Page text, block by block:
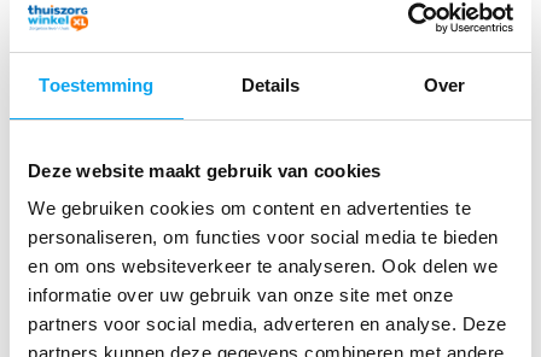
Toestemming Details Over
Deze website maakt gebruik van cookies
We gebruiken cookies om content en advertenties te
personaliseren, om functies voor social media te bieden
en om ons websiteverkeer te analyseren. Ook delen we
informatie over uw gebruik van onze site met onze
partners voor social media, adverteren en analyse. Deze
partners kunnen deze gegevens combineren met andere
Een outdoor rollator met grote luchtbanden is ideaal
wandelingen in de natuur;
gebruik op slechte stoepen;
rijden over klinkers;
gebruik in dorpen of oudere binnensteden;
langere buitenwandelingen.